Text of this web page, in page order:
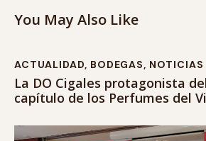
You May Also Like
ACTUALIDAD, BODEGAS, NOTICIAS
La DO Cigales protagonista
capítulo de los Perfumes del